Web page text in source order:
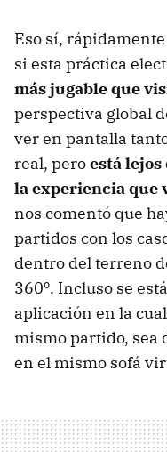
Eso sí,
si esta práctica
más jugable que
perspectiva global
ver en pantalla
real, peroestá
la experiencia que
nos comentó que
partidos con los
dentro del terreno
360º. Incluso se
aplicación en la
mismo partido, sea
en el mismo sofá